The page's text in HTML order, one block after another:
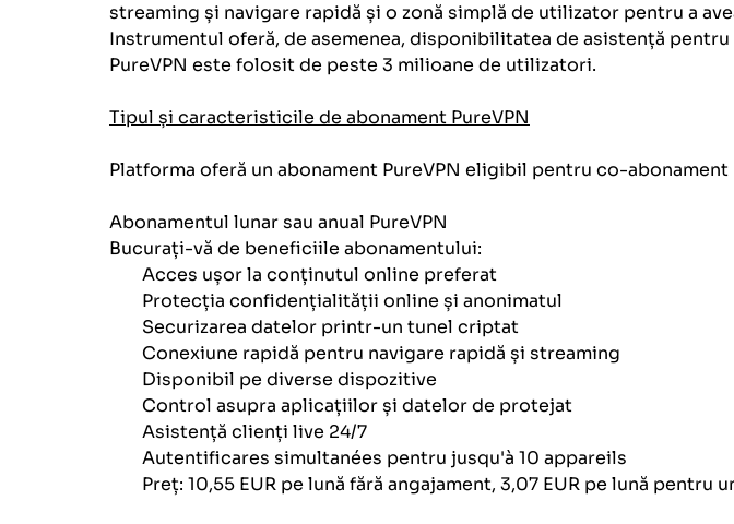
streaming și navigare rapidă și o zonă simplă de utilizator pentru a
Instrumentul oferă, de asemenea, disponibilitatea de asistență
PureVPN este folosit de peste 3 milioane de utilizatori.
Tipul și caracteristicile de abonament PureVPN
Platforma oferă un abonament PureVPN eligibil pentru co-
Abonamentul lunar sau anual PureVPN
Bucurați-vă de beneficiile abonamentului:
Acces ușor la conținutul online preferat
Protecția confidențialității online și anonimatul
Securizarea datelor printr-un tunel criptat
Conexiune rapidă pentru navigare rapidă și streaming
Disponibil pe diverse dispozitive
Control asupra aplicațiilor și datelor de protejat
Asistență clienți live 24/7
Autentificares simultanées pentru jusqu'à 10 appareils
Preț: 10,55 EUR pe lună fără angajament, 3,07 EUR pe lună pentru